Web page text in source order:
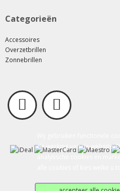
de werking van de website.
Categorieën
Accessoires
Overzetbrillen
Zonnebrillen